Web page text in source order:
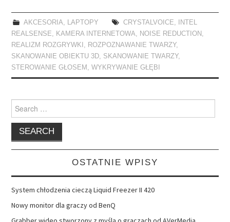
AKCESORIA, LAPTOPY CRYSTALVOICE,
INTEL
REALSENSE, KAMERA INTERNETOWA, NOISE REDUCTION ,
REALIZM ROZGRYWKI , ROZPOZNAWANIE TWARZY,
SKANOWANIE OBIEKTU 3D, SKANOWANIE TWARZY,
STEROWANIE GŁOSEM ,WYKRYWANIE GŁĘBI
Search
for:
OSTATNIE WPISY
System chłodzenia cieczą Liquid Freezer II 420
Nowy monitor dla graczy od BenQ